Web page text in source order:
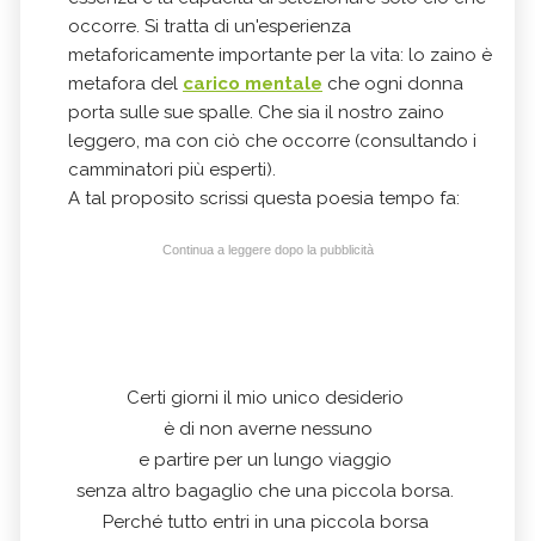
occorre. Si tratta di un'esperienza
metaforicamente importante per la vita: lo zaino è
metafora del carico mentale che ogni donna
porta sulle sue spalle. Che sia il nostro zaino
leggero, ma con ciò che occorre (consultando i
camminatori più esperti).
A tal proposito scrissi questa poesia tempo fa:
Continua a leggere dopo la pubblicità
Certi giorni il mio unico desiderio
è di non averne nessuno
e partire per un lungo viaggio
senza altro bagaglio che una piccola borsa.
Perché tutto entri in una piccola borsa